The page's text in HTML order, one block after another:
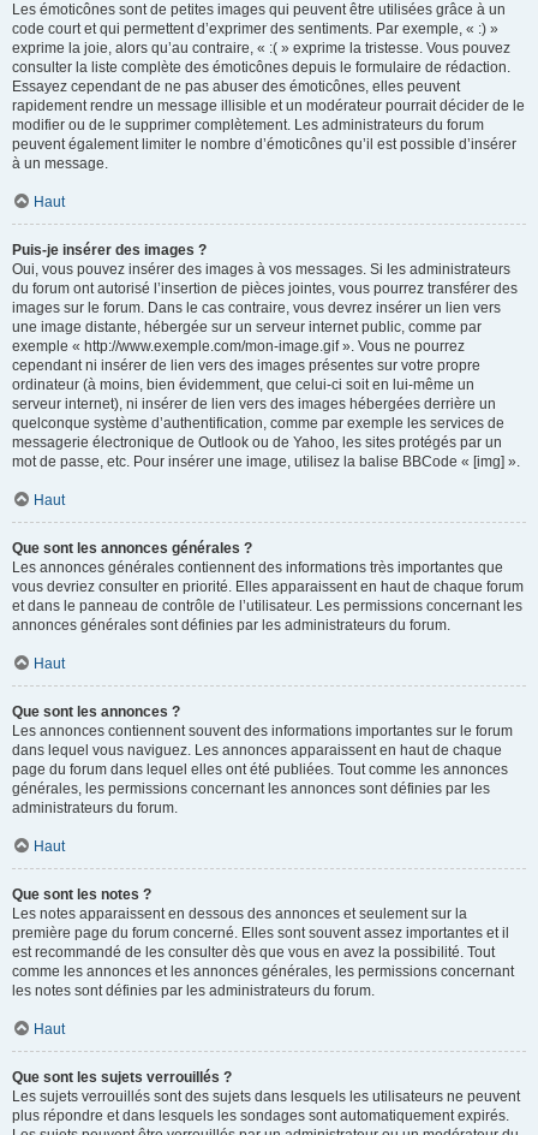
Les émoticônes sont de petites images qui peuvent être utilisées grâce à un
code court et qui permettent d’exprimer des sentiments. Par exemple, « :) »
exprime la joie, alors qu’au contraire, « :( » exprime la tristesse. Vous pouvez
consulter la liste complète des émoticônes depuis le formulaire de rédaction.
Essayez cependant de ne pas abuser des émoticônes, elles peuvent
rapidement rendre un message illisible et un modérateur pourrait décider de le
modifier ou de le supprimer complètement. Les administrateurs du forum
peuvent également limiter le nombre d’émoticônes qu’il est possible d’insérer
à un message.
Haut
Puis-je insérer des images ?
Oui, vous pouvez insérer des images à vos messages. Si les administrateurs
du forum ont autorisé l’insertion de pièces jointes, vous pourrez transférer des
images sur le forum. Dans le cas contraire, vous devrez insérer un lien vers
une image distante, hébergée sur un serveur internet public, comme par
exemple « http://www.exemple.com/mon-image.gif ». Vous ne pourrez
cependant ni insérer de lien vers des images présentes sur votre propre
ordinateur (à moins, bien évidemment, que celui-ci soit en lui-même un
serveur internet), ni insérer de lien vers des images hébergées derrière un
quelconque système d’authentification, comme par exemple les services de
messagerie électronique de Outlook ou de Yahoo, les sites protégés par un
mot de passe, etc. Pour insérer une image, utilisez la balise BBCode « [img] ».
Haut
Que sont les annonces générales ?
Les annonces générales contiennent des informations très importantes que
vous devriez consulter en priorité. Elles apparaissent en haut de chaque forum
et dans le panneau de contrôle de l’utilisateur. Les permissions concernant les
annonces générales sont définies par les administrateurs du forum.
Haut
Que sont les annonces ?
Les annonces contiennent souvent des informations importantes sur le forum
dans lequel vous naviguez. Les annonces apparaissent en haut de chaque
page du forum dans lequel elles ont été publiées. Tout comme les annonces
générales, les permissions concernant les annonces sont définies par les
administrateurs du forum.
Haut
Que sont les notes ?
Les notes apparaissent en dessous des annonces et seulement sur la
première page du forum concerné. Elles sont souvent assez importantes et il
est recommandé de les consulter dès que vous en avez la possibilité. Tout
comme les annonces et les annonces générales, les permissions concernant
les notes sont définies par les administrateurs du forum.
Haut
Que sont les sujets verrouillés ?
Les sujets verrouillés sont des sujets dans lesquels les utilisateurs ne peuvent
plus répondre et dans lesquels les sondages sont automatiquement expirés.